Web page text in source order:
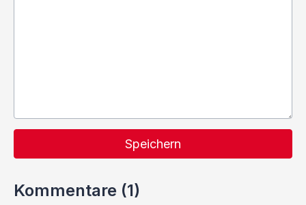
Speichern
Kommentare (1)